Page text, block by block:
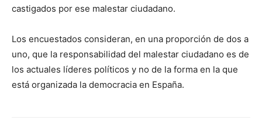
castigados por ese malestar ciudadano.
Los encuestados consideran, en una proporción de dos a
uno, que la responsabilidad del malestar ciudadano es de
los actuales líderes políticos y no de la forma en la que
está organizada la democracia en España.